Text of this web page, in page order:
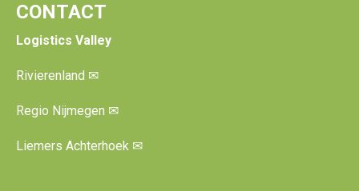
CONTACT
Logistics Valley
Rivierenland ✉
Regio Nijmegen ✉
Liemers Achterhoek ✉